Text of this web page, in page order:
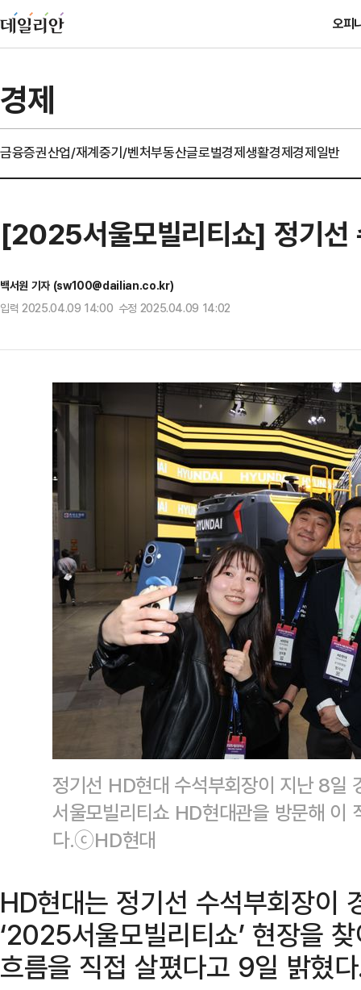
오피
경제
금융증권산업/재계중기/벤처부동산글로벌경제생활경제경제일반
[2025서울모빌리티쇼] 정기선
백서원 기자 (sw100@dailian.co.kr)
입력 2025.04.09 14:00 수정 2025.04.09 14:02
정기선 HD현대 수석부회장이 지난 8
서울모빌리티쇼 HD현대관을 방문해 이
다.ⓒHD현대
HD현대는 정기선 수석부회장이
‘2025서울모빌리티쇼’ 현장을
흐름을 직접 살폈다고 9일 밝혔